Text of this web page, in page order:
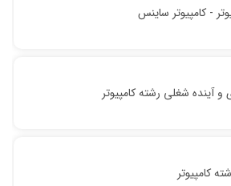
- کامپیوتر ساینس
و آینده شغلی رشته کامپیوتر
کامپیوتر